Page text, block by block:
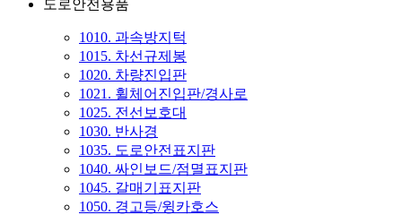
도로안전용품
1010. 과속방지턱
1015. 차선규제봉
1020. 차량진입판
1021. 휠체어진입판/경사로
1025. 전선보호대
1030. 반사경
1035. 도로안전표지판
1040. 싸인보드/점멸표지판
1045. 갈매기표지판
1050. 경고등/윙카호스